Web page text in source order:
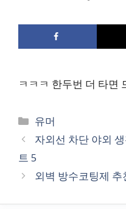
ㅋㅋㅋ 한두번 더 타면
Categories
유머
자외선 차단 야외
트 5
외벽 방수코팅제 추